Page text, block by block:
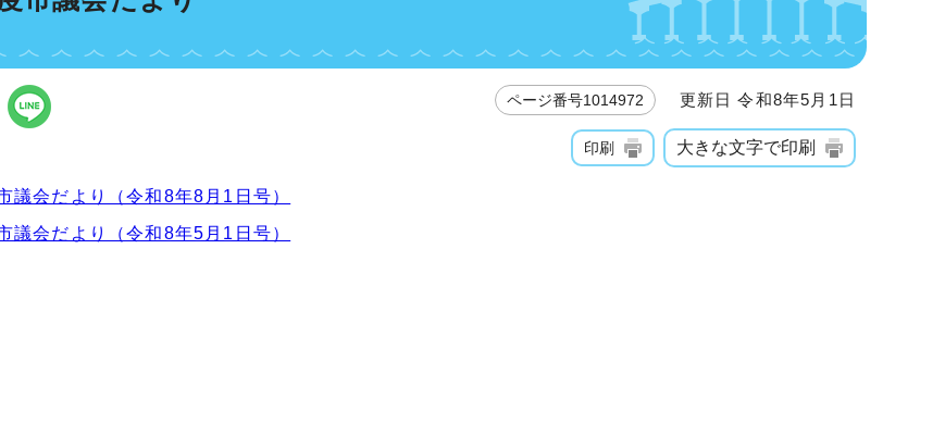
ページ番号1014972 更新日 令和8年5月1日
印刷 大きな文字で印刷
議会だより（令和8年8月1日号）
議会だより（令和8年5月1日号）